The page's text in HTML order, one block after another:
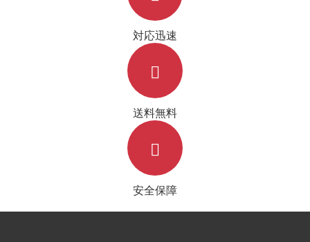
対応迅速
送料無料
安全保障